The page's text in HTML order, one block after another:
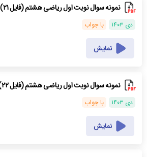
نمونه سوال نوبت اول ریاضی هشتم (فایل ۲۱)
دی ۱۴۰۳ با جواب
نمایش
نمونه سوال نوبت اول ریاضی هشتم (فایل ۲۲)
دی ۱۴۰۳ با جواب
نمایش